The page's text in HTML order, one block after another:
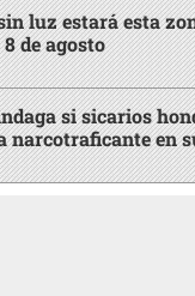
luz estará esta
de agosto
si sicarios
narcotraficante en